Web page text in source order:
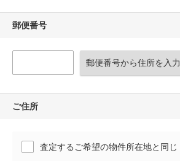
郵便番号
郵便番号から住所を入力
ご住所
査定するご希望の物件所在地と同じ